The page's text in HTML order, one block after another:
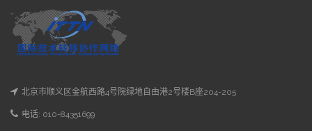
北京市顺义区金航西路4号院绿地自由港2号楼B座204-205
电话: 010-84351699